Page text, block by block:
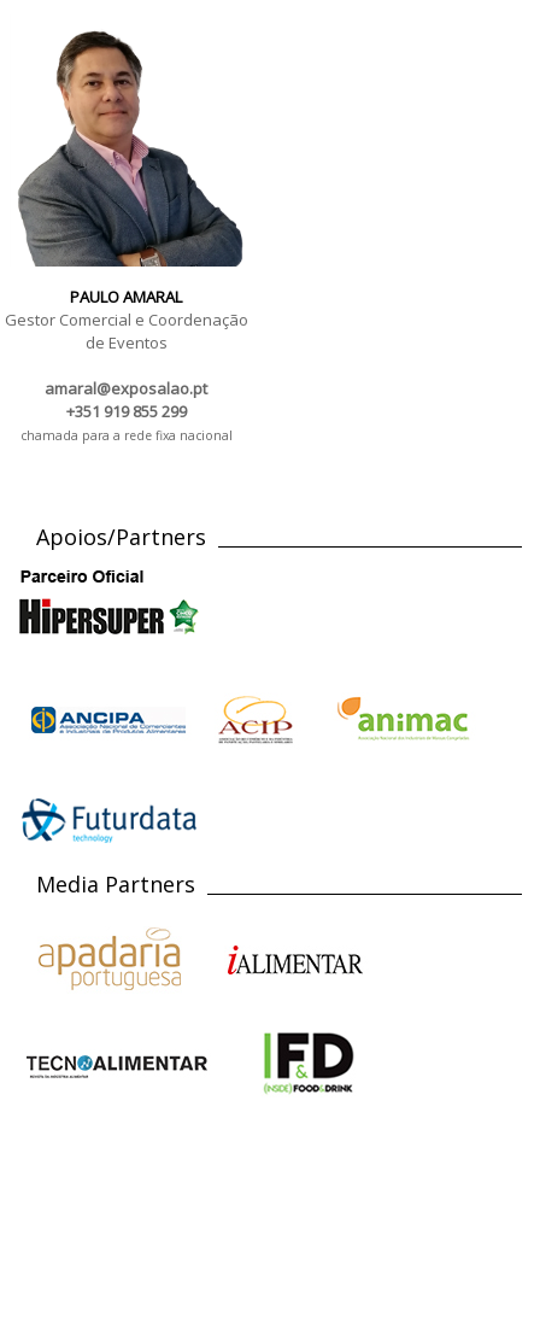
PAULO AMARAL
Gestor Comercial e Coordenação
de Eventos
amaral@exposalao.pt
+351 919 855 299
chamada para a rede fixa nacional
Apoios/Partners
Media Partners